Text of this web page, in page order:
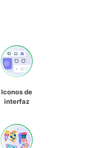
Iconos de
interfaz